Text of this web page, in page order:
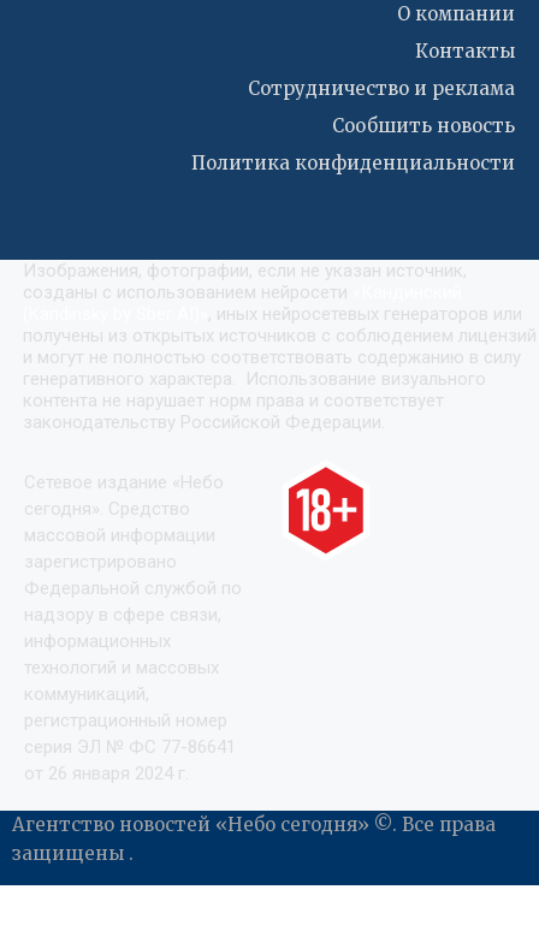
О компании
Контакты
Сотрудничество и реклама
Сообшить новость
Политика конфиденциальности
Изображения, фотографии, если не указан источник,
созданы с использованием нейросети
, иных нейросетевых генераторов или
получены из открытых источников с соблюдением лицензий
и могут не полностью соответствовать содержанию в силу
генеративного характера. Использование визуального
контента не нарушает норм права и соответствует
законодательству Российской Федерации.
Сетевое издание «Небо
сегодня». Средство
массовой информации
зарегистрировано
Федеральной службой по
надзору в сфере связи,
информационных
технологий и массовых
коммуникаций,
регистрационный номер
серия ЭЛ № ФС 77-86641
от 26 января 2024 г.
Агентство новостей «Небо сегодня» ©. Все права
защищены .